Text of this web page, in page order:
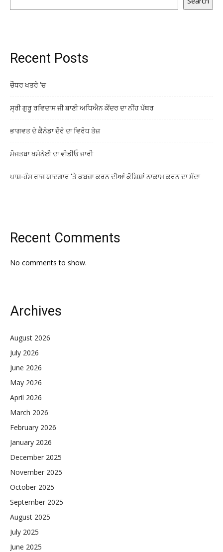
Recent Posts
ਚੌਧਰ ਖਤਰੇ ‘ਚ
ਸ੍ਰੀ ਗੁਰੂ ਰਵਿਦਾਸ ਜੀ ਬਾਣੀ ਅਧਿਐਨ ਕੇਂਦਰ ਦਾ ਨੀਂਹ ਪੱਥਰ
ਭਾਗਵਤ ਦੇ ਕੈਨੇਡਾ ਦੌਰੇ ਦਾ ਵਿਰੋਧ ਤੇਜ਼
ਮੋਜਤਬਾ ਖਮੇਨੇਈ ਦਾ ਵੀਡੀਓ ਜਾਰੀ
ਪਾਸ਼-ਹੰਸ ਰਾਜ ਯਾਦਗਾਰ ‘ਤੇ ਕਬਜ਼ਾ ਕਰਨ ਦੀਆਂ ਕੋਸ਼ਿਸ਼ਾਂ ਨਾਕਾਮ ਕਰਨ ਦਾ ਸੱਦਾ
Recent Comments
No comments to show.
Archives
August 2026
July 2026
June 2026
May 2026
April 2026
March 2026
February 2026
January 2026
December 2025
November 2025
October 2025
September 2025
August 2025
July 2025
June 2025